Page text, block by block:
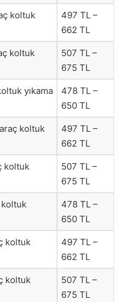
koltuk
497 TL –
662 TL
koltuk
507 TL –
675 TL
yıkama
478 TL –
650 TL
koltuk
497 TL –
662 TL
koltuk
507 TL –
675 TL
koltuk
478 TL –
650 TL
koltuk
497 TL –
662 TL
koltuk
507 TL –
675 TL